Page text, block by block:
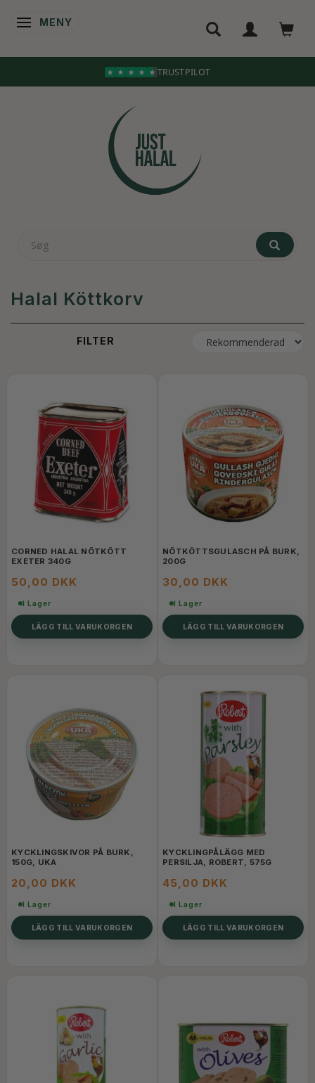
ÄNDRA NAVIGERING
MENY
TRUSTPILOT
Halal Köttkorv
FILTER
CORNED HALAL NÖTKÖTT
EXETER 340G
50,00 DKK
I Lager
LÄGG TILL VARUKORGEN
NÖTKÖTTSGULASCH PÅ BURK,
200G
30,00 DKK
I Lager
LÄGG TILL VARUKORGEN
KYCKLINGSKIVOR PÅ BURK,
150G, UKA
20,00 DKK
I Lager
LÄGG TILL VARUKORGEN
KYCKLINGPÅLÄGG MED
PERSILJA, ROBERT, 575G
45,00 DKK
I Lager
LÄGG TILL VARUKORGEN